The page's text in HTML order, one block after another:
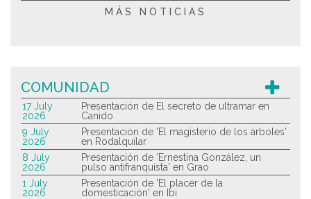
MÁS NOTICIAS
COMUNIDAD
17 July
2026
Presentación de El secreto de ultramar en
Canido
9 July
2026
Presentación de 'El magisterio de los árboles'
en Rodalquilar
8 July
2026
Presentación de 'Ernestina González, un
pulso antifranquista' en Grao
1 July
2026
Presentación de 'El placer de la
domesticación' en Ibi